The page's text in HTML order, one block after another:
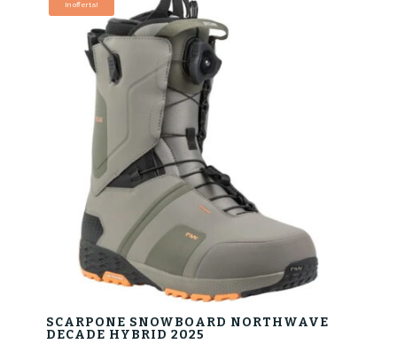
240,00€.192,00€.
In offerta!
SCARPONE SNOWBOARD NORTHWAVE
DECADE HYBRID 2025